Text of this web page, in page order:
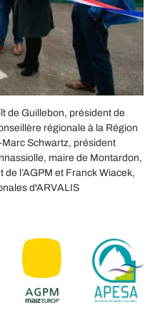
de Guillebon, président de
régionale à la Région
Schwartz, président
maire de Montardon,
l’AGPM et Franck Wiacek,
d'ARVALIS